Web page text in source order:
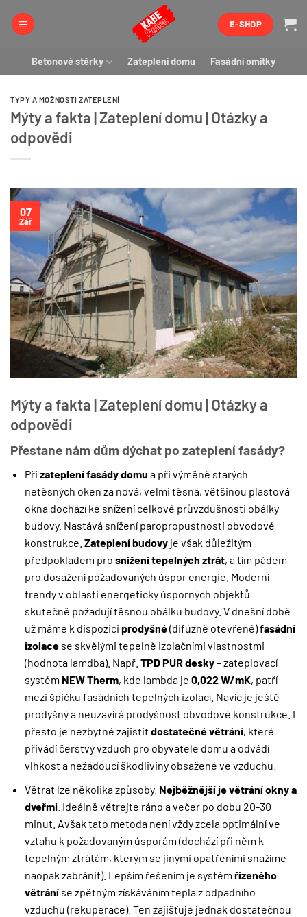
E-SHOP
Betonové stěrky Zateplení domu Fasádní omítky
TYPY A MOŽNOSTI ZATEPLENÍ
Mýty a fakta | Zateplení domu | Otázky a
odpovědi
07
Zář
Mýty a fakta | Zateplení domu | Otázky a
odpovědi
Přestane nám dům dýchat po zateplení fasády?
Při zateplení fasády domu a při výměně starých
netěsných oken za nová, velmi těsná, většinou plastová
okna dochází ke snížení celkové průvzdušnosti obálky
budovy. Nastává snížení paropropustnosti obvodové
konstrukce. Zateplení budovyje však důležitým
předpokladem pro snížení tepelných ztrát, a tím pádem
pro dosažení požadovaných úspor energie. Moderní
trendy v oblasti energeticky úsporných objektů
skutečně požadují těsnou obálku budovy. V dnešní době
už máme k dispozici prodyšné(difúzně otevřené)fasádní
izolacese skvělými tepelně izolačními vlastnostmi
(hodnota lamdba). Např. TPD PUR desky– zateplovací
systém NEW Therm, kde lambda je 0,022 W/mK, patří
mezi špičku fasádních tepelných izolací. Navíc je ještě
prodyšný a neuzavírá prodyšnost obvodové konstrukce. I
přesto je nezbytné zajistit dostatečnévětrání, které
přivádí čerstvý vzduch pro obyvatele domu a odvádí
vlhkost a nežádoucí škodliviny obsažené ve vzduchu.
Větrat lze několika způsoby. Nejběžnější je větrání okny a
dveřmi. Ideálně větrejte ráno a večer po dobu 20-30
minut. Avšak tato metoda není vždy zcela optimální ve
vztahu k požadovaným úsporám (dochází při něm k
tepelným ztrátám, kterým se jinými opatřeními snažíme
naopak zabránit). Lepším řešením je systém řízeného
větráníse zpětným získáváním tepla z odpadního
vzduchu (rekuperace). Ten zajišťuje jednak dostatečnou